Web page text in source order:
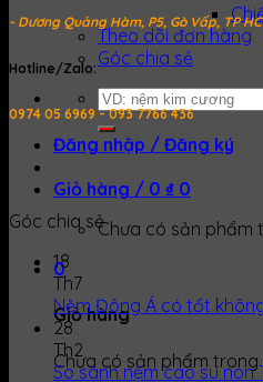
Theo dõi đơn hàng
Góc chia sẻ
Tìm
kiếm:
Đăng nhập / Đăng ký
Giỏ hàng / 0 ₫ 0
Chưa có sản phẩm
0
Giỏ hàng
Chưa có sản phẩm trong
- Dương Quảng Hàm, P5, Gò Vấp, TP
Hotline/Zalo:
0974 05 6969 - 093 7766 436
Góc chia sẻ
18
Th7
Nệm Đông Á có tốt
28
Th2
So sánh nệm cao su non